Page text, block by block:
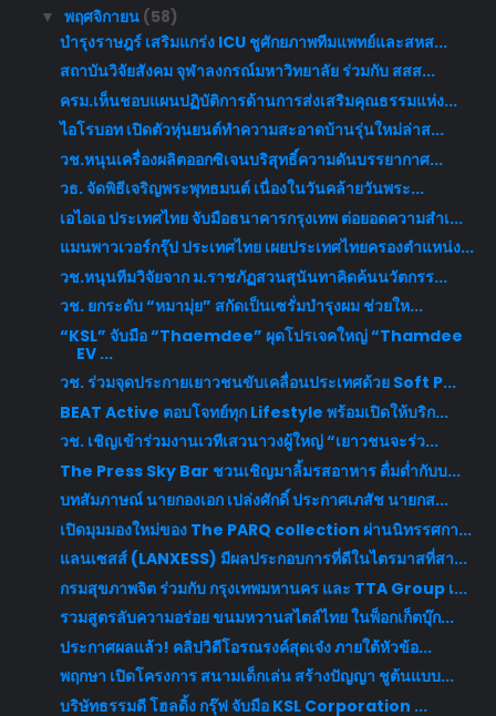
▼ พฤศจิกายน (58)
บำรุงราษฎร์ เสริมแกร่ง ICU ชูศักยภาพทีมแพทย์และสหส...
สถาบันวิจัยสังคม จุฬาลงกรณ์มหาวิทยาลัย ร่วมกับ สสส...
ครม.เห็นชอบแผนปฏิบัติการด้านการส่งเสริมคุณธรรมแห่ง...
ไอโรบอท เปิดตัวหุ่นยนต์ทำความสะอาดบ้านรุ่นใหม่ล่าส...
วช.หนุนเครื่องผลิตออกซิเจนบริสุทธิ์ความดันบรรยากาศ...
วธ. จัดพิธีเจริญพระพุทธมนต์ เนื่องในวันคล้ายวันพระ...
เอไอเอ ประเทศไทย จับมือธนาคารกรุงเทพ ต่อยอดความสำเ...
แมนพาวเวอร์กรุ๊ป ประเทศไทย เผยประเทศไทยครองตำแหน่ง...
วช.หนุนทีมวิจัยจาก ม.ราชภัฏสวนสุนันทาคิดค้นนวัตกรร...
วช. ยกระดับ “หมามุ่ย” สกัดเป็นเซรั่มบำรุงผม ช่วยให...
“KSL” จับมือ “Thaemdee” ผุดโปรเจคใหญ่ “Thamdee
EV ...
วช. ร่วมจุดประกายเยาวชนขับเคลื่อนประเทศด้วย Soft P...
BEAT Active ตอบโจทย์ทุก Lifestyle พร้อมเปิดให้บริก...
วช. เชิญเข้าร่วมงานเวทีเสวนาวงผู้ใหญ่ “เยาวชนจะร่ว...
The Press Sky Bar ชวนเชิญมาลิ้มรสอาหาร ดื่มด่ำกับบ...
บทสัมภาษณ์ นายกองเอก เปล่งศักดิ์ ประกาศเภสัช นายกส...
เปิดมุมมองใหม่ของ The PARQ collection ผ่านนิทรรศกา...
แลนเซสส์ (LANXESS) มีผลประกอบการที่ดีในไตรมาสที่สา...
กรมสุขภาพจิต ร่วมกับ กรุงเทพมหานคร และ TTA Group เ...
รวมสูตรลับความอร่อย ขนมหวานสไตล์ไทย ในพ็อกเก็ตบุ๊ก...
ประกาศผลแล้ว! คลิปวิดีโอรณรงค์สุดเจ๋ง ภายใต้หัวข้อ...
พฤกษา เปิดโครงการ สนามเด็กเล่น สร้างปัญญา ชูต้นแบบ...
บริษัทธรรมดี โฮลดิ้ง กรุ๊ฟ จับมือ KSL Corporation ...